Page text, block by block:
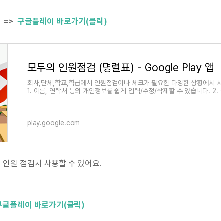
=> 구글플레이 바로가기(클릭)
모두의 인원점검 (명렬표) - Google Play 앱
회사,단체,학교,학급에서 인원점검이나 체크가 필요한 다양한 상황에서
1. 이름, 연락처 등의 개인정보를 쉽게 입력/수정/삭제할 수 있습니다. 2.
play.google.com
원 점검시 사용할 수 있어요.
글플레이 바로가기(클릭)